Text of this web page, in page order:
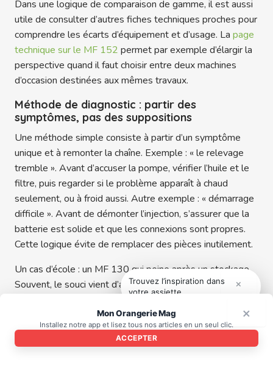
Dans une logique de comparaison de gamme, il est aussi
utile de consulter d’autres fiches techniques proches pour
comprendre les écarts d’équipement et d’usage. La page
technique sur le MF 152 permet par exemple d’élargir la
perspective quand il faut choisir entre deux machines
d’occasion destinées aux mêmes travaux.
Méthode de diagnostic : partir des
symptômes, pas des suppositions
Une méthode simple consiste à partir d’un symptôme
unique et à remonter la chaîne. Exemple : « le relevage
tremble ». Avant d’accuser la pompe, vérifier l’huile et le
filtre, puis regarder si le problème apparaît à chaud
seulement, ou à froid aussi. Autre exemple : « démarrage
difficile ». Avant de démonter l’injection, s’assurer que la
batterie est solide et que les connexions sont propres.
Cette logique évite de remplacer des pièces inutilement.
Un cas d’école : un MF 130 qui peine après un stockage.
Souvent, le souci vient d’air dans le circuit gasoil ou d’une
de cosses rendent parfois le tracteur aussi partant qu’au
premier jour. Le résultat est immédiatement visible : un
moteur qui prend ses tours sans hésitation, et une
×
Trouvez l’inspiration dans
votre assiette.
×
Mon Orangerie Mag
Installez notre app et lisez tous nos articles en un seul clic.
ACCEPTER